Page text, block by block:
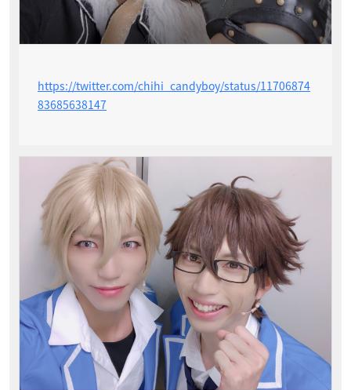
https://twitter.com/chihi_candyboy/status/11706874
83685638147